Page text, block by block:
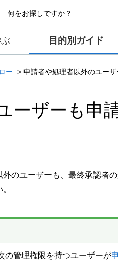
目的別ガイド
ー 申請者や処理者以外のユー
ーザーも申
のユーザーも、最終承認者
の管理権限を持つユーザーが